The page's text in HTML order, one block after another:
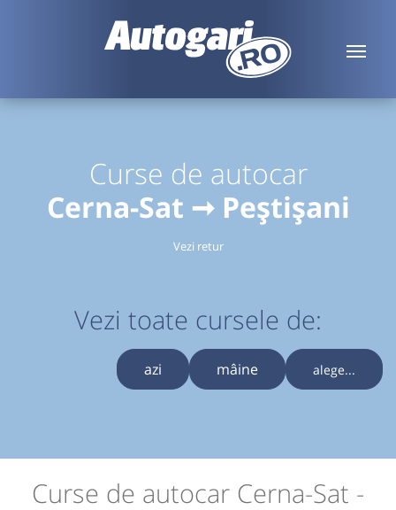
Curse de autocar
Cerna-Sat ➞ Peștișani
Vezi retur
Vezi toate cursele de:
azi mâine alege...
Curse de autocar Cerna-Sat -